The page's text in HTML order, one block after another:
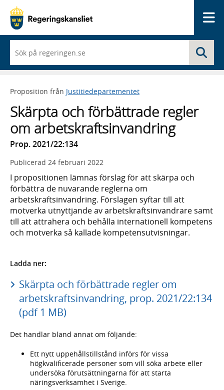
du
börjar
skriva
framträder
lista
med
sökförslag
Proposition från Justitiedepartementet
Skärpta och förbättrade regler
om arbetskraftsinvandring
Prop. 2021/22:134
Publicerad 24 februari 2022
I propositionen lämnas förslag för att skärpa och
förbättra de nuvarande reglerna om
arbetskraftsinvandring. Förslagen syftar till att
motverka utnyttjande av arbetskraftsinvandrare samt
till att attrahera och behålla internationell kompetens
och motverka så kallade kompetensutvisningar.
Ladda ner:
Skärpta och förbättrade regler om
arbetskraftsinvandring, prop. 2021/22:134
(pdf 1 MB)
Det handlar bland annat om följande:
Ett nytt uppehållstillstånd införs för vissa
högkvalificerade personer som vill söka arbete eller
undersöka förutsättningarna för att starta
näringsverksamhet i Sverige.